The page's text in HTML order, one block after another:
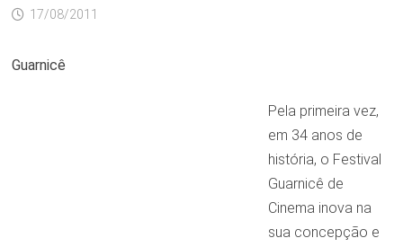
17/08/2011
Guarnicê
Pela primeira vez,
em 34 anos de
história, o Festival
Guarnicê de
Cinema inova na
sua concepção e